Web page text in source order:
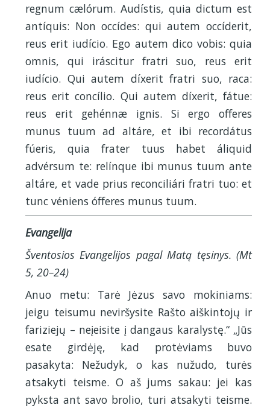
regnum cælórum. Audístis, quia dictum est
antíquis: Non occídes: qui autem occíderit,
reus erit iudício. Ego autem dico vobis: quia
omnis, qui iráscitur fratri suo, reus erit
iudício. Qui autem díxerit fratri suo, raca:
reus erit concílio. Qui autem díxerit, fátue:
reus erit gehénnæ ignis. Si ergo offeres
munus tuum ad altáre, et ibi recordátus
fúeris, quia frater tuus habet áliquid
advérsum te: relínque ibi munus tuum ante
altáre, et vade prius reconciliári fratri tuo: et
tunc véniens ófferes munus tuum.
Evangelija
Šventosios Evangelijos pagal Matą tęsinys. (Mt
5, 20–24)
Anuo metu: Tarė Jėzus savo mokiniams:
jeigu teisumu neviršysite Rašto aiškintojų ir
fariziejų – neįeisite į dangaus karalystę.“ „Jūs
esate girdėję, kad protėviams buvo
pasakyta: Nežudyk, o kas nužudo, turės
atsakyti teisme. O aš jums sakau: jei kas
pyksta ant savo brolio, turi atsakyti teisme.